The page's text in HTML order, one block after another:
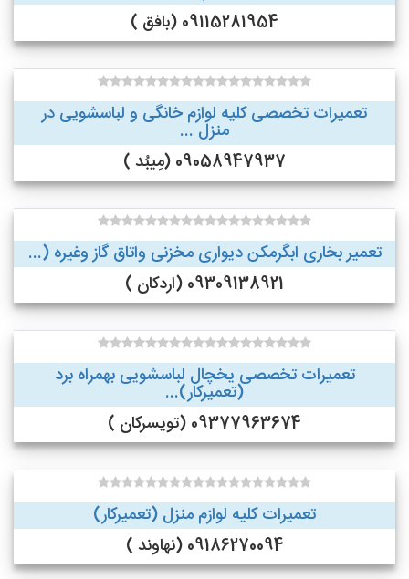
09115281954 (بافق )
تعمیرات تخصصی کلیه لوازم خانگی و لباسشویی در
منزل ...
09058947937 (مِیبُد )
تعمیر بخاری ابگرمکن دیواری مخزنی واتاق گاز وغیره (...
09309138921 (اردکان )
تعمیرات تخصصی یخچال لباسشویی بهمراه برد
(تعمیرکار)...
09377963674 (تویسرکان )
تعمیرات کلیه لوازم منزل (تعمیرکار)
09186270094 (نهاوند )